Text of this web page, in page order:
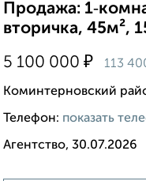
Продажа:
вторичка, 45м²,
5 100 000 ₽ 113
Коминтерновский
Телефон: показать
Агентство, 30.07.2026